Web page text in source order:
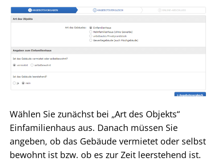
Wählen Sie zunächst bei „Art des Objekts“
Einfamilienhaus aus. Danach müssen Sie
angeben, ob das Gebäude vermietet oder selbst
bewohnt ist bzw. ob es zur Zeit leerstehend ist.